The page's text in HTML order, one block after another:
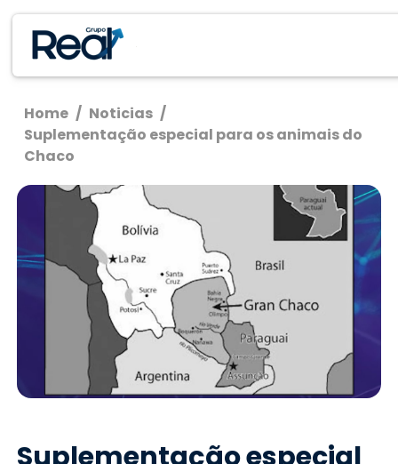
Home / Noticias /
Suplementação especial para os animais do
Chaco